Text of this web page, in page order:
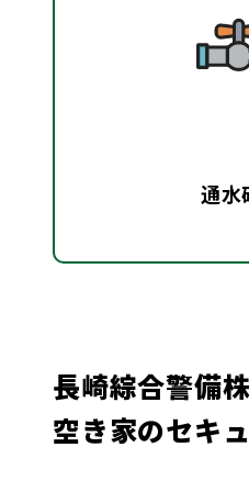
通水
長崎綜合警備
空き家のセキ